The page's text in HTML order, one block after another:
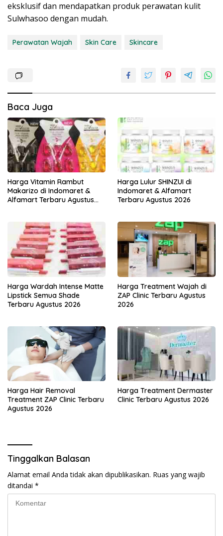
eksklusif dan mendapatkan produk perawatan kulit
Sulwhasoo dengan mudah.
Perawatan Wajah Skin Care Skincare
Baca Juga
Harga Vitamin Rambut
Makarizo di Indomaret &
Alfamart Terbaru Agustus
Harga Lulur SHINZUI di
Indomaret & Alfamart
Terbaru Agustus 2026
Harga Wardah Intense Matte
Lipstick Semua Shade
Terbaru Agustus 2026
Harga Treatment Wajah di
ZAP Clinic Terbaru Agustus
2026
Harga Hair Removal
Treatment ZAP Clinic Terbaru
Agustus 2026
Harga Treatment Dermaster
Clinic Terbaru Agustus 2026
Tinggalkan Balasan
Alamat email Anda tidak akan dipublikasikan. Ruas yang wajib
ditandai *